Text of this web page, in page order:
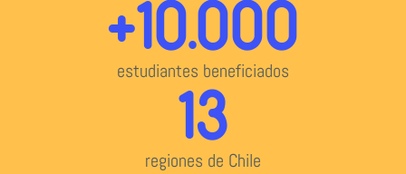
estudiantes beneficiados
+10.000
regiones de Chile
13